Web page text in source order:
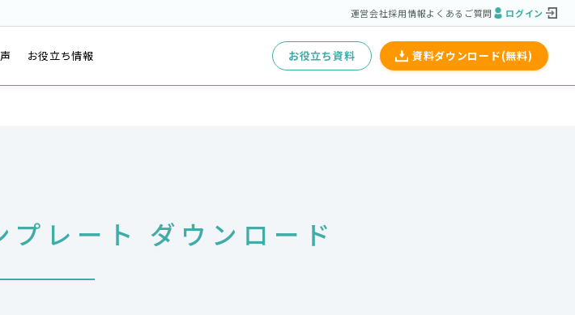
運営会社採用情報よくあるご質問 ログイン
お役立ち情報 お役立ち資料 資料ダウンロード(無料)
レート ダウンロード